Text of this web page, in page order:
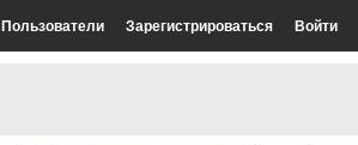
Пользователи Зарегистрироваться Войти